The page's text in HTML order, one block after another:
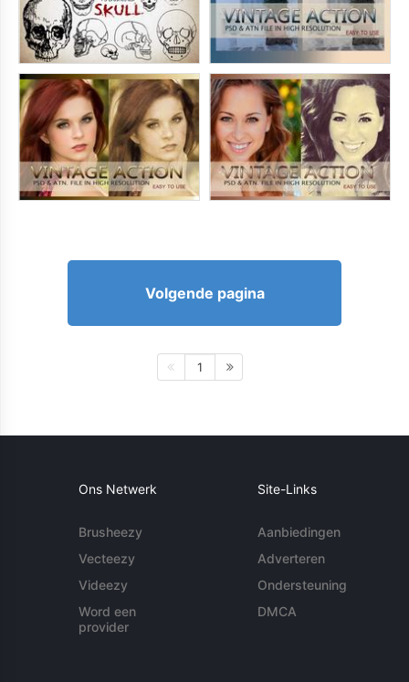
Volgende pagina
1
Ons Netwerk
Brusheezy
Vecteezy
Videezy
Word een
provider
Site-Links
Aanbiedingen
Adverteren
Ondersteuning
DMCA